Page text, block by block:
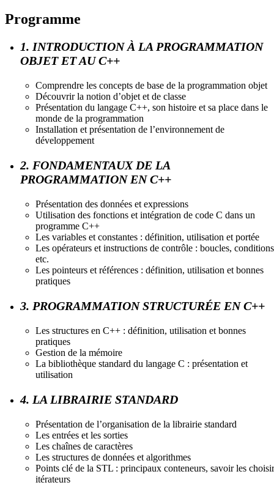
Programme
1. INTRODUCTION À LA PROGRAMMATION
OBJET ET AU C++
Comprendre les concepts de base de la programmation objet
Découvrir la notion d’objet et de classe
Présentation du langage C++, son histoire et sa place dans le
monde de la programmation
Installation et présentation de l’environnement de
développement
2. FONDAMENTAUX DE LA
PROGRAMMATION EN C++
Présentation des données et expressions
Utilisation des fonctions et intégration de code C dans un
programme C++
Les variables et constantes : définition, utilisation et portée
Les opérateurs et instructions de contrôle : boucles,
etc.
Les pointeurs et références : définition, utilisation et bonnes
pratiques
3. PROGRAMMATION STRUCTURÉE EN C++
Les structures en C++ : définition, utilisation et bonnes
pratiques
Gestion de la mémoire
La bibliothèque standard du langage C : présentation et
utilisation
4. LA LIBRAIRIE STANDARD
Présentation de l’organisation de la librairie standard
Les entrées et les sorties
Les chaînes de caractères
Les structures de données et algorithmes
Points clé de la STL : principaux conteneurs, savoir les
itérateurs